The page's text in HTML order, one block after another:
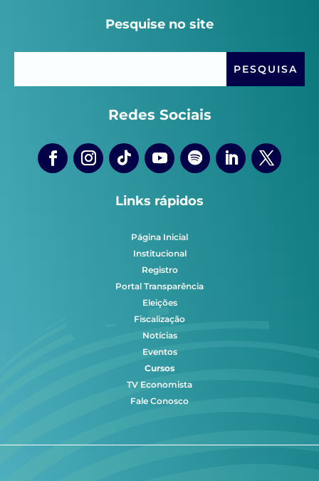
Pesquise no site
Redes Sociais
Links rápidos
Página Inicial
Institucional
Registro
Portal Transparência
Eleições
Fiscalização
Notícias
Eventos
Cursos
TV Economista
Fale Conosco